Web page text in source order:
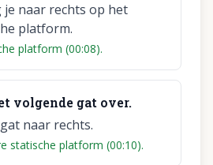
naar rechts op het
platform.
platform (00:08).
volgende gat over.
naar rechts.
statische platform (00:10).